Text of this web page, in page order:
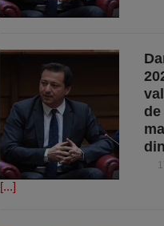
de
[...]